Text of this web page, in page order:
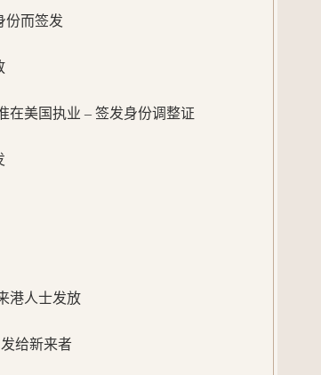
份而签发
在美国执业 – 签发身份调整证
港人士发放
给新来者